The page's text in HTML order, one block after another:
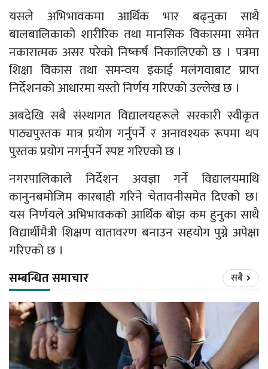
यसले अभिभावकमा आर्थिक भार बढ्नुका साथै
बालबालिकाको शारीरिक तथा मानसिक विकासमा समेत
नकारात्मक असर परेको निष्कर्ष निकालिएको छ । पत्रमा
शिक्षा विकास तथा समन्वय इकाई मलंगवाबाट प्राप्त
निर्देशनको आधारमा यस्तो निर्णय गरिएको उल्लेख छ ।
अबदेखि सबै संस्थागत विद्यालयहरूले सरकारी स्वीकृत
पाठ्यपुस्तक मात्र प्रयोग गर्नुपर्ने र अनावश्यक रूपमा थप
पुस्तक प्रयोग नगर्नुपर्ने स्पष्ट गरिएको छ ।
नगरपालिकाले निर्देशन अवज्ञा गर्ने विद्यालयमाथि
कानुनबमोजिम कारबाही गरिने चेतावनीसमेत दिएको छ।
यस निर्णयले अभिभावकको आर्थिक बोझ कम हुनुका साथै
विद्यार्थीमैत्री शिक्षण वातावरण बनाउन सहयोग पुग्ने अपेक्षा
गरिएको छ ।
सम्बन्धित समाचार सबै